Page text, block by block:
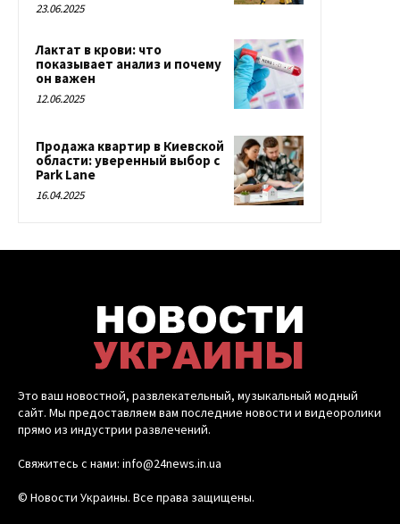
23.06.2025
Лактат в крови: что
показывает анализ и почему
он важен
12.06.2025
Продажа квартир в Киевской
области: уверенный выбор с
Park Lane
16.04.2025
Это ваш новостной, развлекательный, музыкальный модный
сайт. Мы предоставляем вам последние новости и видеоролики
прямо из индустрии развлечений.
Свяжитесь с нами: info@24news.in.ua
© Новости Украины. Все права защищены.